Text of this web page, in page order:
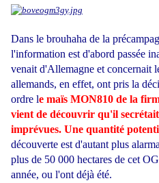
Dans le brouhaha de la
l'information est d'abord passée
venait d'Allemagne et concernait
allemands, en effet, ont pris la
ordre le maïs MON810 de la
vient de découvrir qu'il
imprévues. Une quantité
découverte est d'autant plus
plus de 50 000 hectares de cet
année, ou l'ont déjà été.